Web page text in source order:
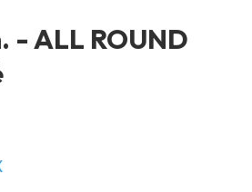
- ALL ROUND